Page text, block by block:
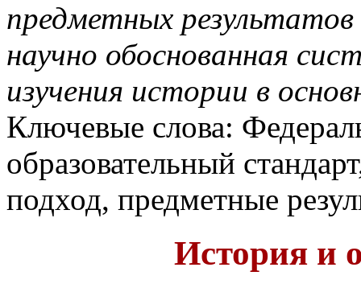
предметных
научно обоснованная
изучения истории в
Ключевые слова:
образовательный
подход, предметные
История и